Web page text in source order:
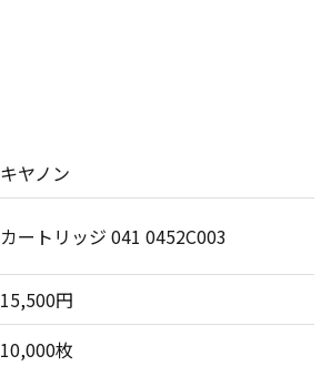
キヤノン
カートリッジ 041 0452C003
15,500円
10,000枚